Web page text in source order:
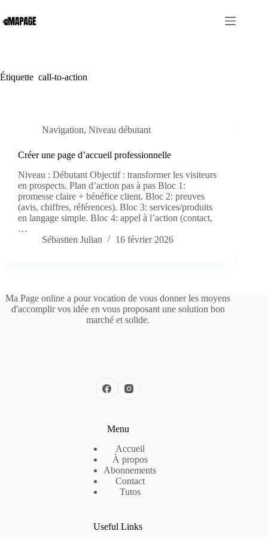
au
contenu
Étiquette call-to-action
Navigation, Niveau débutant
Créer une page d’accueil professionnelle
Niveau : Débutant Objectif : transformer les visiteurs
en prospects. Plan d’action pas à pas Bloc 1:
promesse claire + bénéfice client. Bloc 2: preuves
(avis, chiffres, références). Bloc 3: services/produits
en langage simple. Bloc 4: appel à l’action (contact,
…
Sébastien Julian
16 février 2026
Ma Page online a pour vocation de vous donner les moyens
d'accomplir vos idée en vous proposant une solution bon
marché et solide.
Menu
Accueil
À propos
Abonnements
Contact
Tutos
Useful Links